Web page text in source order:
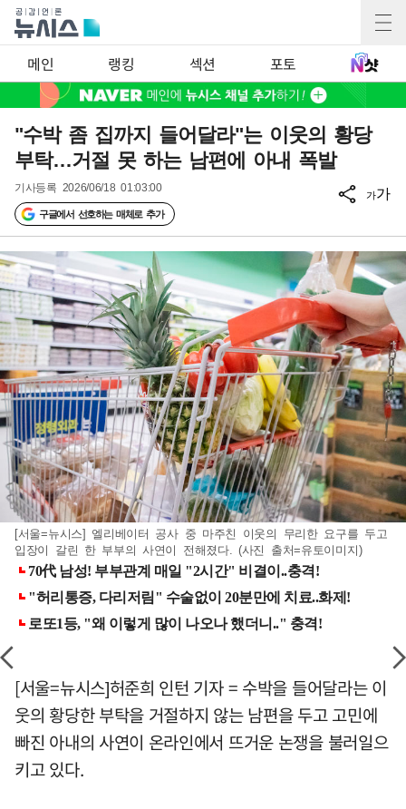
메인 랭킹 섹션 포토
"수박 좀 집까지 들어달라"는 이웃의 황당
부탁…거절 못 하는 남편에 아내 폭발
기사등록 2026/06/18 01:03:00
구글에서 선호하는 매체로 추가
가가
[서울=뉴시스] 엘리베이터 공사 중 마주친 이웃의 무리한 요구를 두고
입장이 갈린 한 부부의 사연이 전해졌다. (사진 출처=유토이미지)
[서울=뉴시스]허준희 인턴 기자 = 수박을 들어달라는 이
웃의 황당한 부탁을 거절하지 않는 남편을 두고 고민에
빠진 아내의 사연이 온라인에서 뜨거운 논쟁을 불러일으
키고 있다.